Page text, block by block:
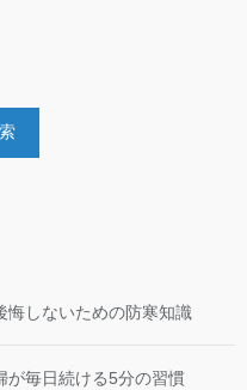
悔しないための防寒知識
が毎日続ける5分の習慣